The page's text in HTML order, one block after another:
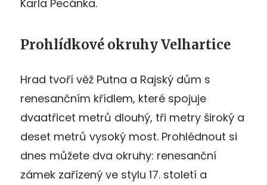
Karla Pecánka.
Prohlídkové okruhy Velhartice
Hrad tvoří věž Putna a Rajský dům s
renesančním křídlem, které spojuje
dvaatřicet metrů dlouhý, tři metry široký a
deset metrů vysoký most. Prohlédnout si
dnes můžete dva okruhy: renesanční
zámek zařízený ve stylu 17. století a